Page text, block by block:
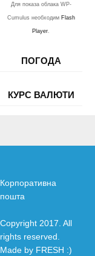
Для показа облака WP-
Cumulus необходим Flash
Player.
ПОГОДА
КУРС ВАЛЮТИ
Корпоративна
пошта
Copyright 2017. All
rights reserved.
Made by FRESH :)